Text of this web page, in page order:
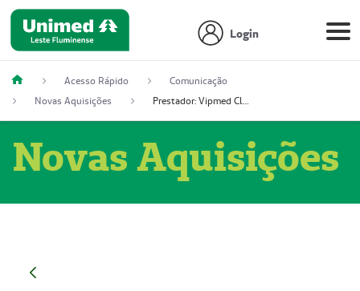
Login
Acesso Rápido
Comunicação
Novas Aquisições
Prestador: Vipmed Clínica Geral Ltda, 51004349-0 (Nome Fantasia: Policlínica Master)
Novas Aquisições